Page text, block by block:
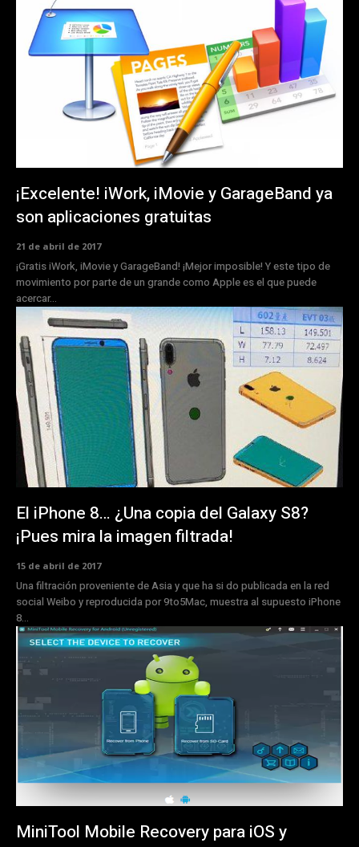
¡Excelente! iWork, iMovie y GarageBand ya
son aplicaciones gratuitas
21 de abril de 2017
¡Gratis iWork, iMovie y GarageBand! ¡Mejor imposible! Y este tipo de
movimiento por parte de un grande como Apple es el que puede
acercar...
El iPhone 8… ¿Una copia del Galaxy S8?
¡Pues mira la imagen filtrada!
15 de abril de 2017
Una filtración proveniente de Asia y que ha si do publicada en la red
social Weibo y reproducida por 9to5Mac, muestra al supuesto iPhone
8...
MiniTool Mobile Recovery para iOS y